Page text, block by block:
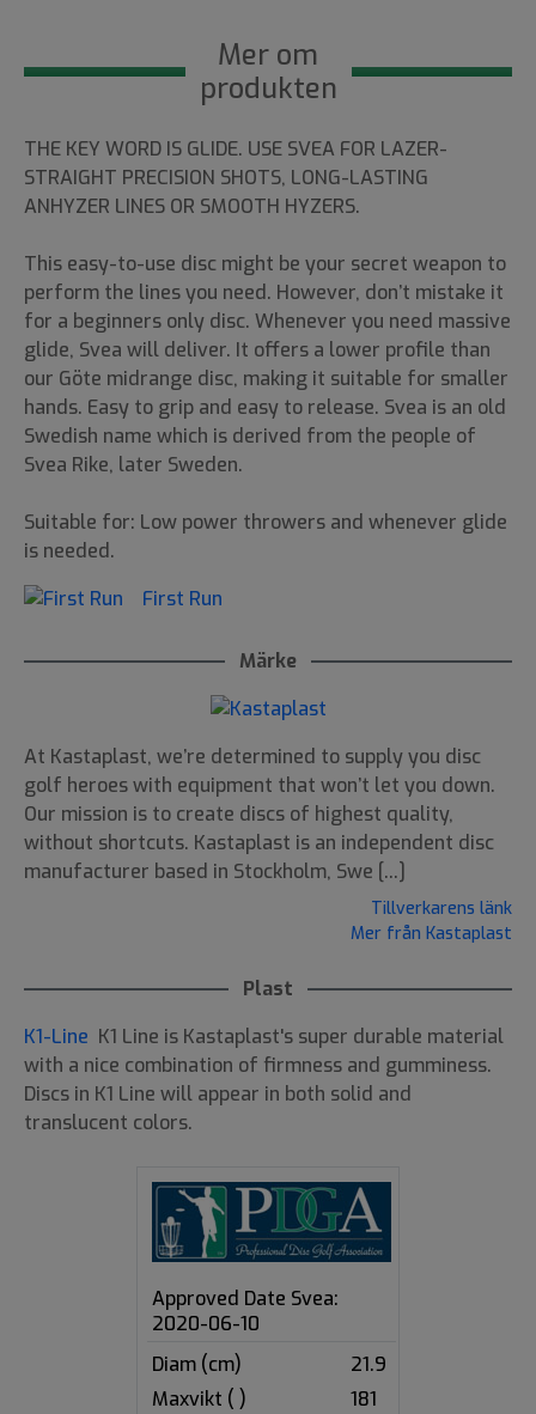
Mer om
produkten
THE KEY WORD IS GLIDE. USE SVEA FOR LAZER-
STRAIGHT PRECISION SHOTS, LONG-LASTING
ANHYZER LINES OR SMOOTH HYZERS.
This easy-to-use disc might be your secret weapon to
perform the lines you need. However, don’t mistake it
for a beginners only disc. Whenever you need massive
glide, Svea will deliver. It offers a lower profile than
our Göte midrange disc, making it suitable for smaller
hands. Easy to grip and easy to release. Svea is an old
Swedish name which is derived from the people of
Svea Rike, later Sweden.
Suitable for: Low power throwers and whenever glide
is needed.
First Run
Märke
At Kastaplast, we’re determined to supply you disc
golf heroes with equipment that won’t let you down.
Our mission is to create discs of highest quality,
without shortcuts. Kastaplast is an independent disc
manufacturer based in Stockholm, Swe [...]
Tillverkarens länk
Mer från Kastaplast
Plast
K1-Line K1 Line is Kastaplast's super durable material
with a nice combination of firmness and gumminess.
Discs in K1 Line will appear in both solid and
translucent colors.
Approved Date Svea:
2020-06-10
Diam (cm)
21.9
Maxvikt ( )
181